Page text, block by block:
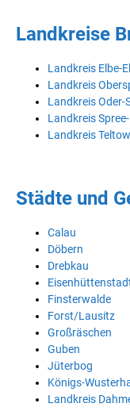
Landkreise
Landkreis Elbe-
Landkreis
Landkreis Oder-
Landkreis
Landkreis
Städte und
Calau
Döbern
Drebkau
Finsterwalde
Forst/Lausitz
Großräschen
Guben
Jüterbog
Königs-
Landkreis